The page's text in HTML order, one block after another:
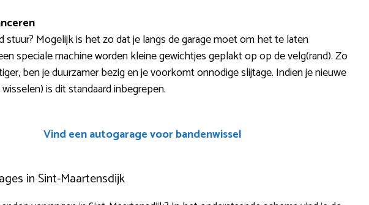
stuur? Mogelijk is het zo dat je langs de garage moet om het te laten
speciale machine worden kleine gewichtjes geplakt op op de velg(rand). Zo
ben je duurzamer bezig en je voorkomt onnodige slijtage. Indien je nieuwe
is dit standaard inbegrepen.
Vind een autogarage voor bandenwissel
in Sint-Maartensdijk